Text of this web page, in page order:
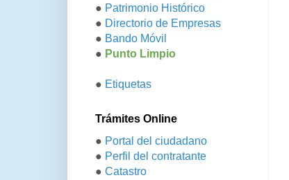
● Patrimonio Histórico
● Directorio de Empresas
● Bando Móvil
● Punto Limpio
● Etiquetas
Trámites Online
● Portal del ciudadano
● Perfil del contratante
● Catastro